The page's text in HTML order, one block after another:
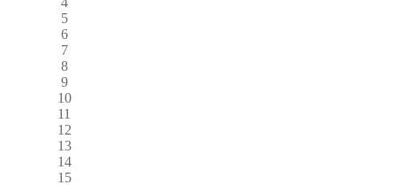
5
6
7
8
9
10
11
12
13
14
15